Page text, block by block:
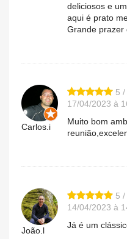
deliciosos e
aqui é prato
Grande prazer
Carlos.i
5 /
17/04/2023 à
Muito bom
João.l
5 /
14/04/2023 à
Já é um